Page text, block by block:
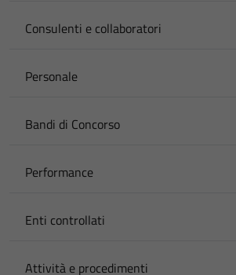
Consulenti e collaboratori
Personale
Bandi di Concorso
Performance
Enti controllati
Attività e procedimenti